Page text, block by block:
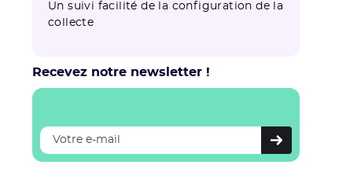
Un suivi facilité de la configuration de la
collecte
Recevez notre newsletter !